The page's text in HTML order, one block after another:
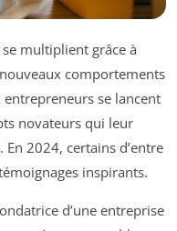
multiplient grâce à
comportements
se lancent
novateurs qui leur
2024, certains d’entre
inspirants.
d’une entreprise